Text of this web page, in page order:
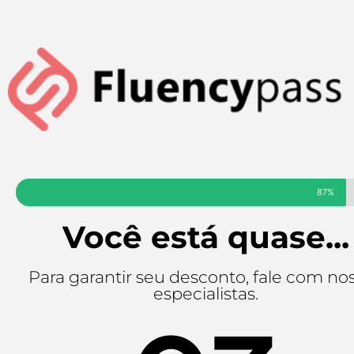
87%
Você está quase...
Para garantir seu desconto, fale com
especialistas.